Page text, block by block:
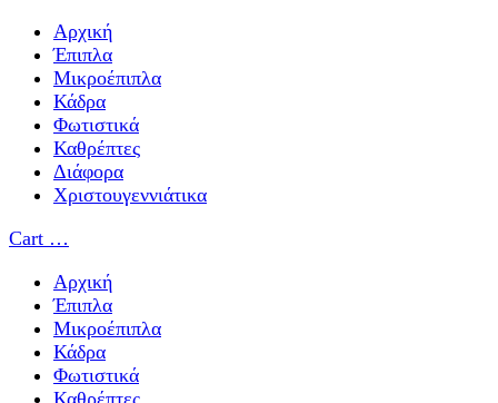
Αρχική
Έπιπλα
Μικροέπιπλα
Κάδρα
Φωτιστικά
Καθρέπτες
Διάφορα
Χριστουγεννιάτικα
Cart …
Αρχική
Έπιπλα
Μικροέπιπλα
Κάδρα
Φωτιστικά
Καθρέπτες